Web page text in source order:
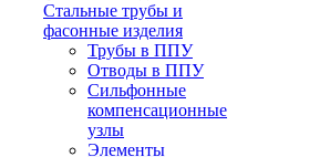
Стальные трубы и
фасонные изделия
Трубы в ППУ
Отводы в ППУ
Сильфонные
компенсационные
узлы
Элементы